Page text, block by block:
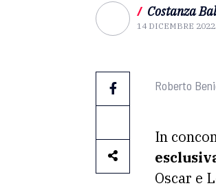
/ Costanza
14 DICEMBRE 2022
Roberto
In
Oscar e